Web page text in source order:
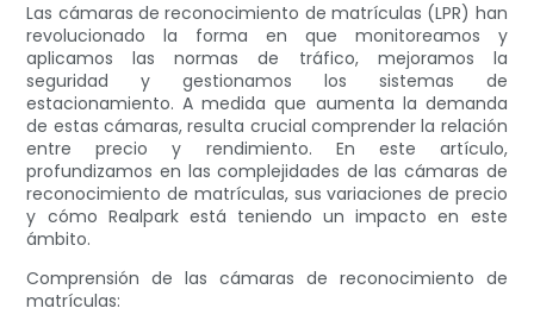
Las cámaras de reconocimiento de matrículas (LPR) han
revolucionado la forma en que monitoreamos y
aplicamos las normas de tráfico, mejoramos la
seguridad y gestionamos los sistemas de
estacionamiento. A medida que aumenta la demanda
de estas cámaras, resulta crucial comprender la relación
entre precio y rendimiento. En este artículo,
profundizamos en las complejidades de las cámaras de
reconocimiento de matrículas, sus variaciones de precio
y cómo Realpark está teniendo un impacto en este
ámbito.
Comprensión de las cámaras de reconocimiento de
matrículas: